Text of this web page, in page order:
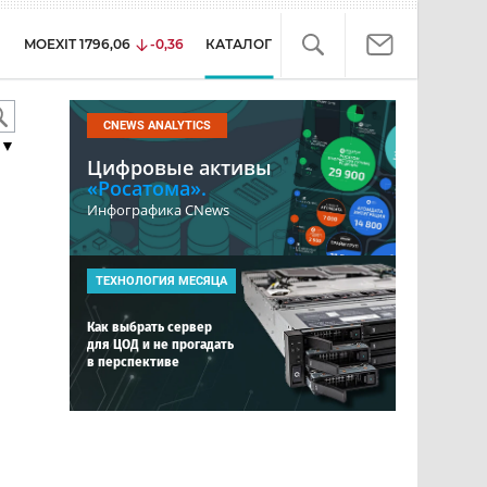
MOEXIT 1796,06 -0,36 КАТАЛОГ
▼
CNEWS ANALYTICS
Цифровые активы
«Росатома».
Инфографика CNews
ТЕХНОЛОГИЯ МЕСЯЦА
Как выбрать сервер
для ЦОД и не прогадать
в перспективе